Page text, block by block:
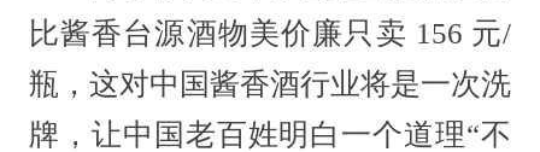
比酱香台源酒物美价廉只卖 156 元/
瓶，这对中国酱香酒行业将是一次洗
牌，让中国老百姓明白一个道理“不